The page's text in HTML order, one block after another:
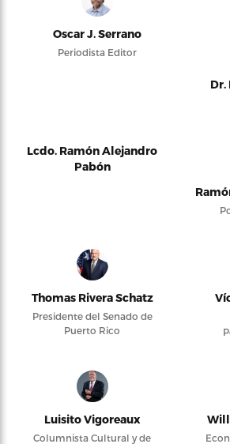
Oscar J. Serrano
Periodista Editor
Dr.
Lcdo. Ramón Alejandro
Pabón
Thomas Rivera Schatz
Presidente del Senado de
Puerto Rico
Luisito Vigoreaux
Columnista Cultural y de